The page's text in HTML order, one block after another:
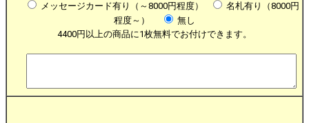
メッセージカード有り（～8000円程度）
名札有り（8000円
程度～）
無し
4400円以上の商品に1枚無料でお付けできます。